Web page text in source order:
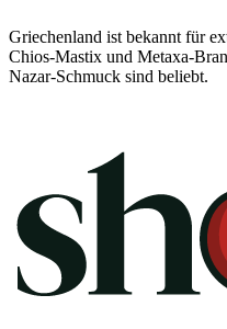
Griechenland ist bekannt für
Chios-Mastix und Metaxa-
Nazar-Schmuck sind beliebt.